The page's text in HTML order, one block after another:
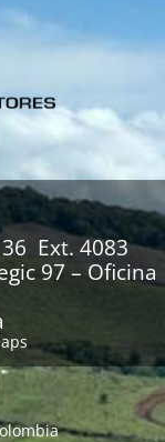
Ext. 4083
97 – Oficina